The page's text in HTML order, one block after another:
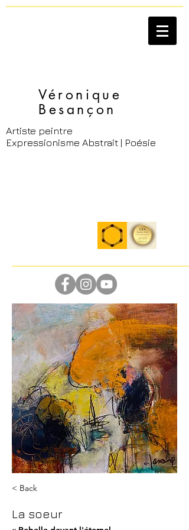
Véronique
Besançon​
Artiste peintre
Expressionisme Abstrait | Poésie
< Back
La soeur